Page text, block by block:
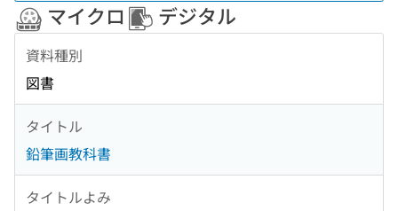
マイクロ デジタル
資料種別
図書
タイトル
鉛筆画教科書
タイトルよみ